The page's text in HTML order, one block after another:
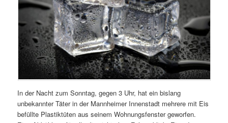
In der Nacht zum Sonntag, gegen 3 Uhr, hat ein bislang
unbekannter Täter in der Mannheimer Innenstadt mehrere mit Eis
befüllte Plastiktüten aus seinem Wohnungsfenster geworfen.